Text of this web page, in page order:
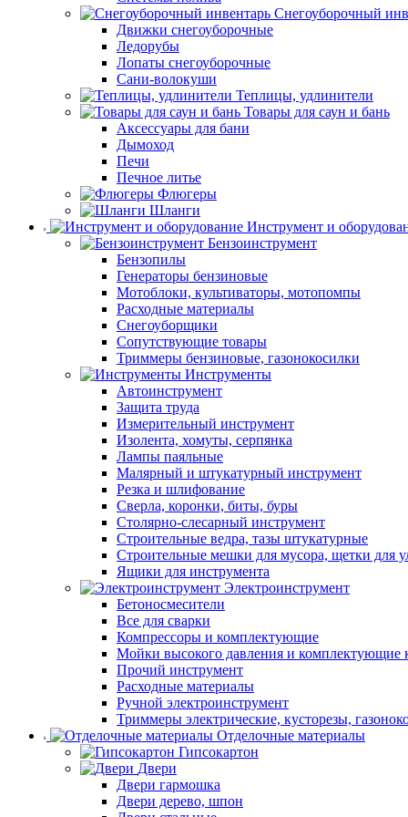
Снегоуборочный
Движки снегоуборочные
Ледорубы
Лопаты снегоуборочные
Сани-волокуши
Теплицы, удлинители
Товары для саун и бань
Аксессуары для бани
Дымоход
Печи
Печное литье
Флюгеры
Шланги
Инструмент и
Бензоинструмент
Бензопилы
Генераторы бензиновые
Мотоблоки, культиваторы, мотопомпы
Расходные материалы
Снегоуборщики
Сопутствующие товары
Триммеры бензиновые, газонокосилки
Инструменты
Автоинструмент
Защита труда
Измерительный инструмент
Изолента, хомуты, серпянка
Лампы паяльные
Малярный и штукатурный инструмент
Резка и шлифование
Сверла, коронки, биты, буры
Столярно-слесарный инструмент
Строительные ведра, тазы штукатурные
Строительные мешки для мусора, щетки для
Ящики для инструмента
Электроинструмент
Бетоносмесители
Все для сварки
Компрессоры и комплектующие
Мойки высокого давления и комплектующие
Прочий инструмент
Расходные материалы
Ручной электроинструмент
Триммеры электрические, кусторезы,
Отделочные материалы
Гипсокартон
Двери
Двери гармошка
Двери дерево, шпон